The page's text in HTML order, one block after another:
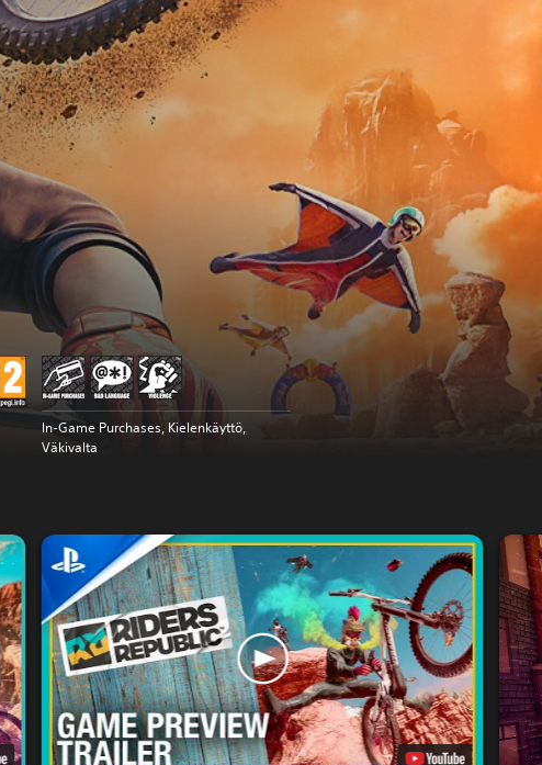
In-Game Purchases, Kielenkäyttö,
Väkivalta